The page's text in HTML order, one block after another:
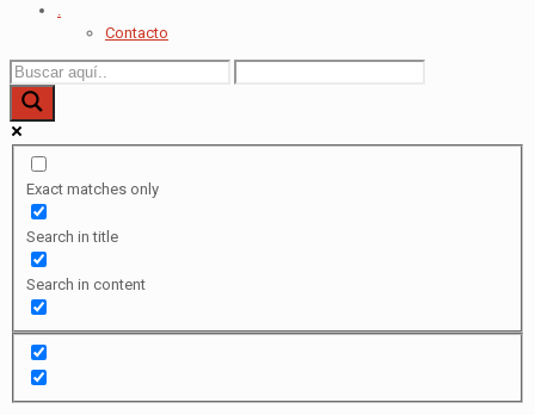
.
Contacto
Exact matches only
Search in title
Search in content